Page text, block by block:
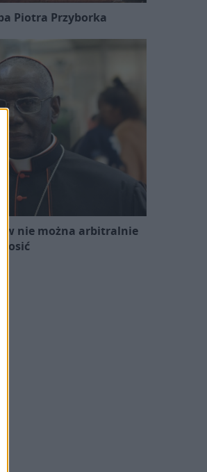
Piotra Przyborka
nie można arbitralnie
znosić